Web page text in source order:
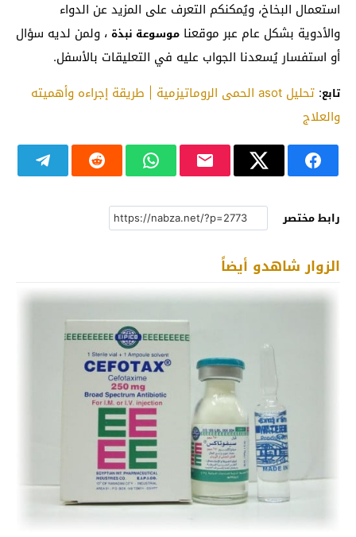
استعمال البخاخ، ويُمكنكم التعرف على المزيد عن الدواء
والأدوية بشكل عام عبر موقعنا موسوعة نبذة ، ولمن لديه سؤال
أو استفسار يُسعدنا الجواب عليه في التعليقات بالأسفل.
تابع:
تحليل asot الحمى الروماتيزمية | طريقة إجراءه وأهميته
والعلاج
رابط مختصر
الزوار شاهدو أيضاً